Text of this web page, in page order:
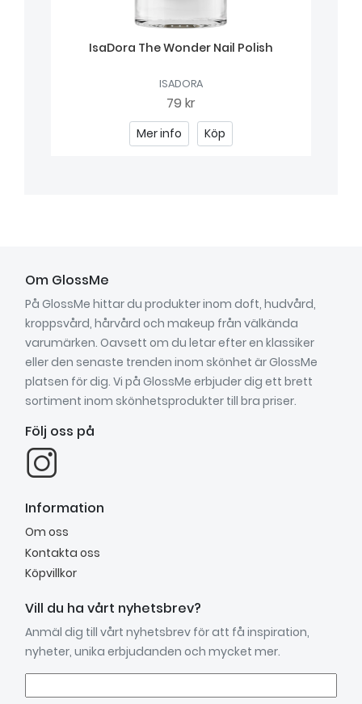
IsaDora The Wonder Nail Polish
ISADORA
79 kr
Mer info Köp
Om GlossMe
På GlossMe hittar du produkter inom doft, hudvård,
kroppsvård, hårvård och makeup från välkända
varumärken. Oavsett om du letar efter en klassiker
eller den senaste trenden inom skönhet är GlossMe
platsen för dig. Vi på GlossMe erbjuder dig ett brett
sortiment inom skönhetsprodukter till bra priser.
Följ oss på
Information
Om oss
Kontakta oss
Köpvillkor
Vill du ha vårt nyhetsbrev?
Anmäl dig till vårt nyhetsbrev för att få inspiration,
nyheter, unika erbjudanden och mycket mer.